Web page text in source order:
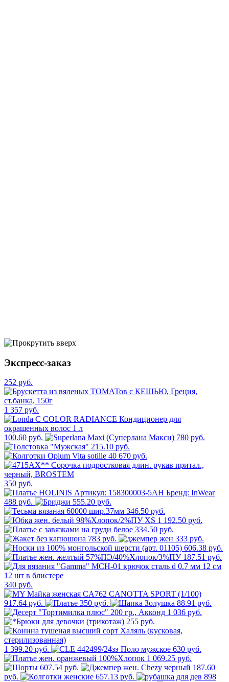
Экспресс-заказ
252 руб.
1 357 руб.
100.60 руб.
780 руб.
215.10 руб.
670 руб.
350 руб.
488 руб.
555.20 руб.
346.50 руб.
1 192.50 руб.
334.50 руб.
783 руб.
333 руб.
606.38 руб.
187.51 руб.
340 руб.
917.64 руб. 350 руб.
88.91 руб.
1 036 руб.
255 руб.
1 399.20 руб.
630 руб.
1 069.25 руб.
607.54 руб.
187.60
руб.
657.13 руб.
898